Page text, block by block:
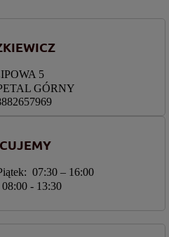
5
GÓRNY
07:30 – 16:00
- 13:30